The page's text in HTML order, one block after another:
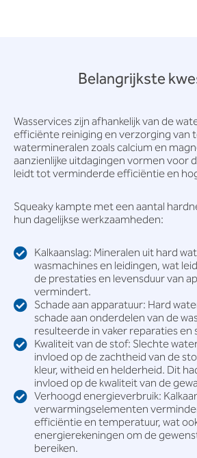
Belangrijkste
Wasservices zijn afhankelijk van de
efficiënte reiniging en verzorging van
watermineralen zoals calcium en
aanzienlijke uitdagingen vormen voor
leidt tot verminderde efficiëntie en
Squeaky kampte met een aantal
hun dagelijkse werkzaamheden:
Kalkaanslag: Mineralen uit hard
wasmachines en leidingen, wat
de prestaties en levensduur van
vermindert.
Schade aan apparatuur: Hard
schade aan onderdelen van de
resulteerde in vaker reparaties en
Kwaliteit van de stof: Slechte
invloed op de zachtheid van de
kleur, witheid en helderheid. Dit
invloed op de kwaliteit van de
Verhoogd energieverbruik:
verwarmingselementen
efficiëntie en temperatuur, wat
energierekeningen om de
bereiken.